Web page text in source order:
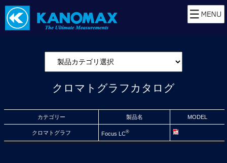
クロマトグラフカタログ
カテゴリー 製品名 MODEL
クロマトグラフ Focus LC®